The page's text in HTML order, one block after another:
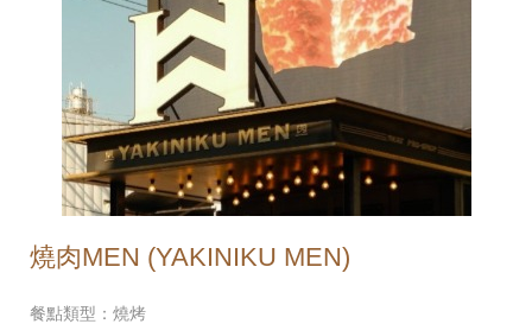
燒肉MEN (YAKINIKU MEN)
餐點類型：燒烤